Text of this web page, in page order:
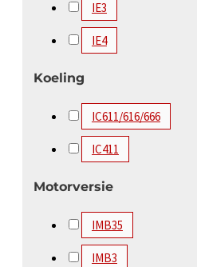
4100 kW
4250 kW
5000 kW
5200 kW
IE3
IE4
Koeling
IC611/616/666
IC411
Motorversie
IMB35
IMB3